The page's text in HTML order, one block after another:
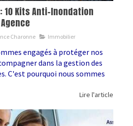
10 Kits Anti-Inondation
Charonne Immobilier
engagés à protéger nos
dans la gestion des
C'est pourquoi nous sommes
Lire l'article